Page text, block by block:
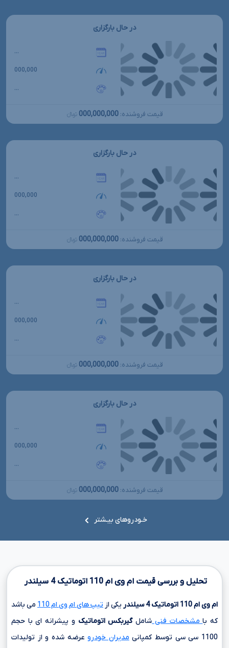
در حال بارگزاری
...
000,000
...
قیمت فروشنده: 000,000,000 تومانءءء
در حال بارگزاری
...
000,000
...
قیمت فروشنده: 000,000,000 تومانءءء
در حال بارگزاری
...
000,000
...
قیمت فروشنده: 000,000,000 تومانءءء
در حال بارگزاری
...
000,000
...
قیمت فروشنده: 000,000,000 تومانءءء
خـودروهای بیـشتر
تحلیل و بررسی قیمت ام وی ام110 اتوماتیک4 سیلندر
ام وی ام110 اتوماتیک4سیلندر یکی از تیپ های ام وی ام 110
می باشد
که بامشخصات فنی شاملگیربکس اتوماتیک و پیشرانه ای با حجم
1100 سی سی
توسط کمپانی مدیران خودروعرضه شده و از تولیدات